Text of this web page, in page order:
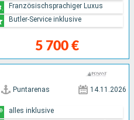
5 700 €
Französischsprachiger Luxus
Butler-Service inklusive
Puntarenas 14.11.2026
alles inklusive